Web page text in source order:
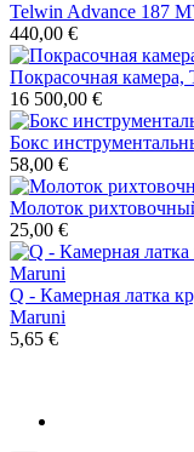
Telwin Advance 187
440,00 €
Покрасочная
16 500,00 €
Бокс
58,00 €
Молоток
25,00 €
Q - Камерная латка
Maruni
5,65 €